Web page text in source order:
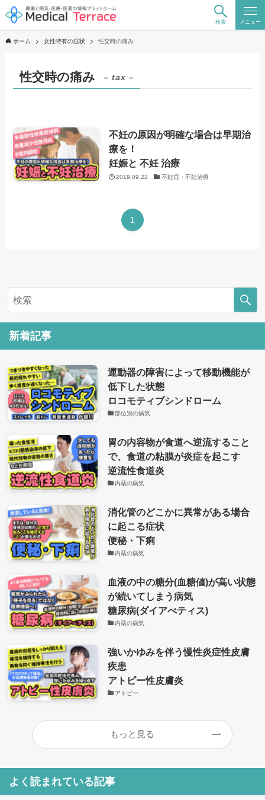
検索 メニュー
ホーム 女性特有の症状 性交時の痛み
性交時の痛み – tax –
不妊の原因が明確な場合は早期治
療を！
妊娠と 不妊 治療
2019.09.22 不妊症・不妊治療
1
新着記事
運動器の障害によって移動機能が
低下した状態
ロコモティブシンドローム
部位別の病気
胃の内容物が食道へ逆流すること
で、食道の粘膜が炎症を起こす
逆流性食道炎
内蔵の病気
消化管のどこかに異常がある場合
に起こる症状
便秘・下痢
内蔵の病気
血液の中の糖分(血糖値)が高い状態
が続いてしまう病気
糖尿病(ダイアべティス)
内蔵の病気
強いかゆみを伴う慢性炎症性皮膚
疾患
アトピー性皮膚炎
アトピー
もっと見る
よく読まれている記事